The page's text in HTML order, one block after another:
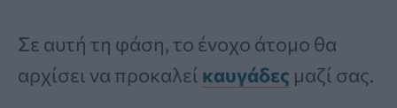
Σε αυτή τη φάση, το ένοχο άτομο θα
αρχίσει να προκαλεί καυγάδες μαζί σας.